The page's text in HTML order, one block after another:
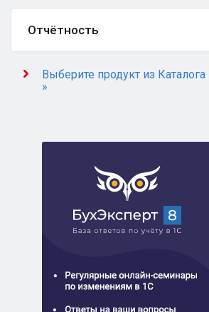
Отчётность
Выберите продукт из Каталога
»